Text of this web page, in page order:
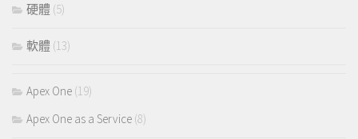
硬體 (5)
軟體 (13)
Apex One (19)
Apex One as a Service (8)